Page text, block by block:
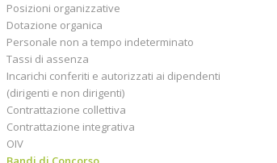
Posizioni organizzative
Dotazione organica
Personale non a tempo indeterminato
Tassi di assenza
Incarichi conferiti e autorizzati ai dipendenti
(dirigenti e non dirigenti)
Contrattazione collettiva
Contrattazione integrativa
OIV